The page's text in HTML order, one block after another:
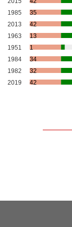
1985
35
2013
42
1963
13
1951
1
1984
34
1982
32
2019 42